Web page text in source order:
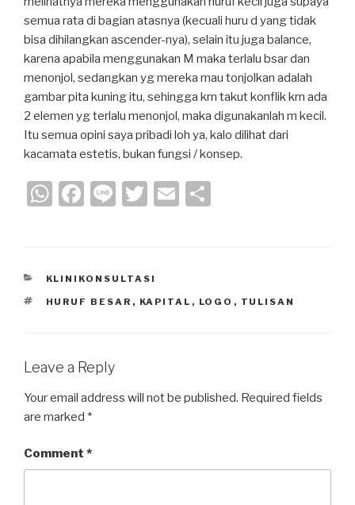
semua rata di bagian atasnya (kecuali huru d yang tidak
bisa dihilangkan ascender-nya), selain itu juga balance,
karena apabila menggunakan M maka terlalu bsar dan
menonjol, sedangkan yg mereka mau tonjolkan adalah
gambar pita kuning itu, sehingga krn takut konflik krn ada
2 elemen yg terlalu menonjol, maka digunakanlah m kecil.
Itu semua opini saya pribadi loh ya, kalo dilihat dari
kacamata estetis, bukan fungsi / konsep.
W
s
A
F
e
b
k
Li
T
er
E
CATEGORIES
KLINIKONSULTASI
TAGS
HURUF BESAR , KAPITAL , LOGO , TULISAN
Leave a Reply
Your email address will not be published. Required fields
are marked *
Comment *